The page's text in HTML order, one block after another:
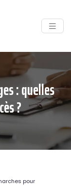
: quelles
?
pour